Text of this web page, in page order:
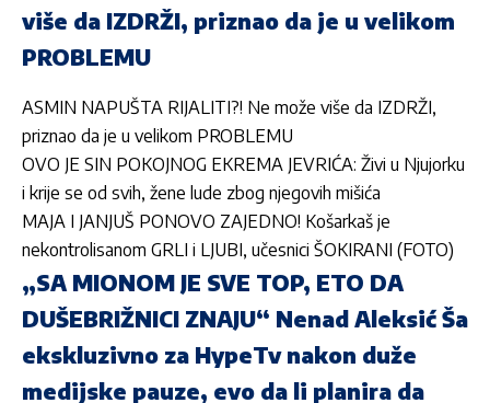
više da IZDRŽI, priznao da je u velikom
PROBLEMU
ASMIN NAPUŠTA RIJALITI?! Ne može više da IZDRŽI,
priznao da je u velikom PROBLEMU
OVO JE SIN POKOJNOG EKREMA JEVRIĆA: Živi u Njujorku
i krije se od svih, žene lude zbog njegovih mišića
MAJA I JANJUŠ PONOVO ZAJEDNO! Košarkaš je
nekontrolisanom GRLI i LJUBI, učesnici ŠOKIRANI (FOTO)
„SA MIONOM JE SVE TOP, ETO DA
DUŠEBRIŽNICI ZNAJU“ Nenad Aleksić Ša
ekskluzivno za HypeTv nakon duže
medijske pauze, evo da li planira da